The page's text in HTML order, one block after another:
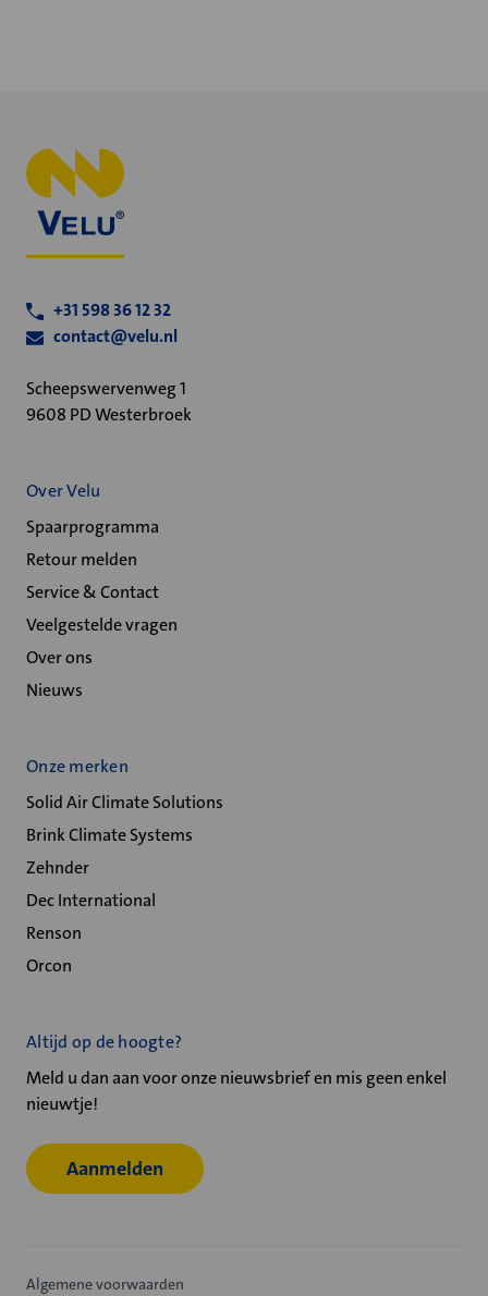
+31 598 36 12 32
contact@velu.nl
Scheepswervenweg 1
9608 PD Westerbroek
Over Velu
Spaarprogramma
Retour melden
Service & Contact
Veelgestelde vragen
Over ons
Nieuws
Onze merken
Solid Air Climate Solutions
Brink Climate Systems
Zehnder
Dec International
Renson
Orcon
Altijd op de hoogte?
Meld u dan aan voor onze nieuwsbrief en mis geen enkel
nieuwtje!
Aanmelden
Algemene voorwaarden